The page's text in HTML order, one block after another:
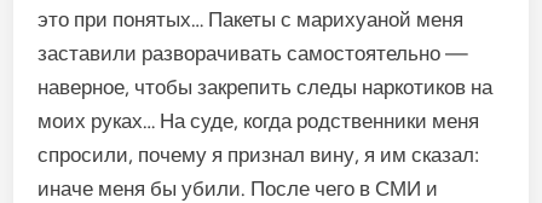
это при понятых… Пакеты с мари­хуаной меня
заставили развора­чивать самостоятельно —
навер­ное, чтобы закрепить следы нар­котиков на
моих руках… На суде, когда родственники меня
спро­сили, почему я признал вину, я им сказал:
иначе меня бы убили. После чего в СМИ и